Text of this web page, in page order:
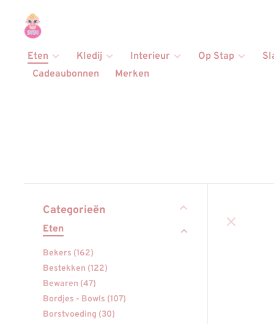
Eten Kledij Interieur Op Stap
Cadeaubonnen
Merken
Categorieën
Eten
Bekers (162)
Bestekken (122)
Bewaren (47)
Bordjes - Bowls (107)
Borstvoeding (30)